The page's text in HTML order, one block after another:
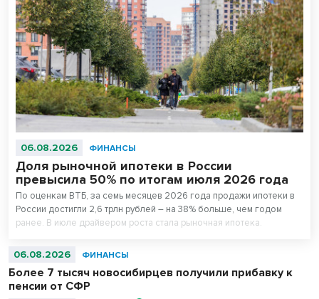
06.08.2026 ФИНАНСЫ
Доля рыночной ипотеки в России
превысила 50% по итогам июля 2026 года
По оценкам ВТБ, за семь месяцев 2026 года продажи ипотеки в
России достигли 2,6 трлн рублей – на 38% больше, чем годом
ранее. В июле драйвером роста стала рыночная ипотека.
06.08.2026 ФИНАНСЫ
Более 7 тысяч новосибирцев получили прибавку к
пенсии от СФР